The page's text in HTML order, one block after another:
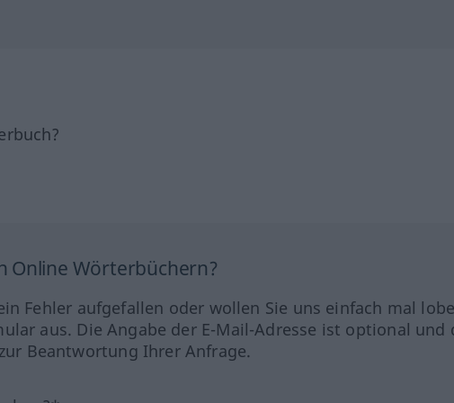
Online Wörterbüchern?
Fehler aufgefallen oder wollen Sie uns einfach mal
aus. Die Angabe der E-Mail-Adresse ist optional und
Beantwortung Ihrer Anfrage.